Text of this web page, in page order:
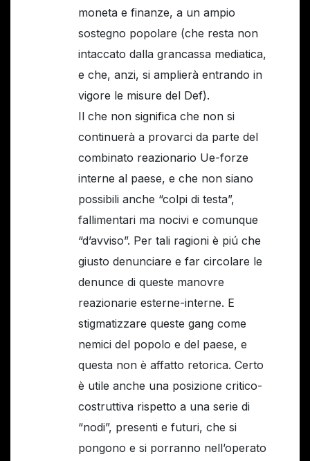
moneta e finanze, a un ampio
sostegno popolare (che resta non
intaccato dalla grancassa mediatica,
e che, anzi, si amplierà entrando in
vigore le misure del Def).
Il che non significa che non si
continuerà a provarci da parte del
combinato reazionario Ue-forze
interne al paese, e che non siano
possibili anche “colpi di testa”,
fallimentari ma nocivi e comunque
“d’avviso”. Per tali ragioni è piú che
giusto denunciare e far circolare le
denunce di queste manovre
reazionarie esterne-interne. E
stigmatizzare queste gang come
nemici del popolo e del paese, e
questa non è affatto retorica. Certo
è utile anche una posizione critico-
costruttiva rispetto a una serie di
“nodi”, presenti e futuri, che si
pongono e si porranno nell’operato